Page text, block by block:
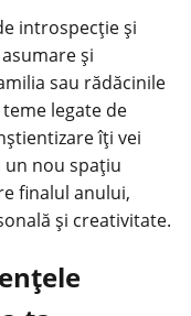
introspecție și
și
sau rădăcinile
legate de
îți vei
un nou spațiu
finalul anului,
și creativitate.